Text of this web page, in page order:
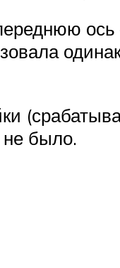
не было.